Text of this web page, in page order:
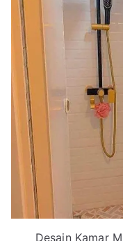
Desain Kamar